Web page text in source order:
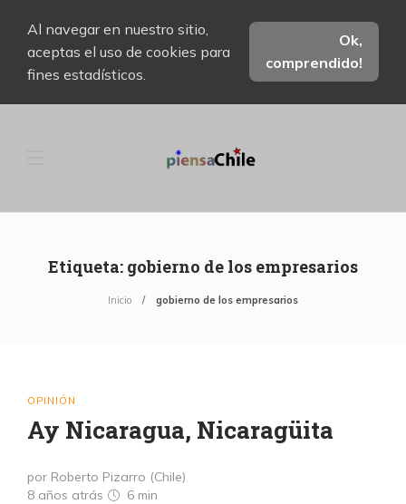
Al navegar en nuestro sitio,
aceptas el uso de cookies para
fines estadísticos.
Ok,
comprendido!
Etiqueta: gobierno de los empresarios
Inicio gobierno de los empresarios
OPINIÓN
Ay Nicaragua, Nicaragüita
por Roberto Pizarro (Chile)
8 años atrás
6 min